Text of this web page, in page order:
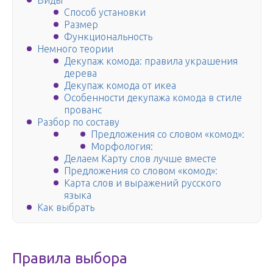
Способ установки
Размер
Функциональность
Немного теории
Декупаж комода: правила украшения
дерева
Декупаж комода от икеа
Особенности декупажа комода в стиле
прованс
Разбор по составу
Предложения со словом «комод»:
Морфология:
Делаем Карту слов лучше вместе
Предложения со словом «комод»:
Карта слов и выражений русского
языка
Как выбрать
Правила выбора